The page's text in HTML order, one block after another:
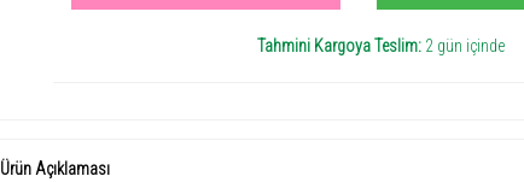
Sevilen ürün! 11.3B kişi favoriledi!+1000ürün
Tahmini Kargoya Teslim: 2 gün içinde
Ürün Açıklaması